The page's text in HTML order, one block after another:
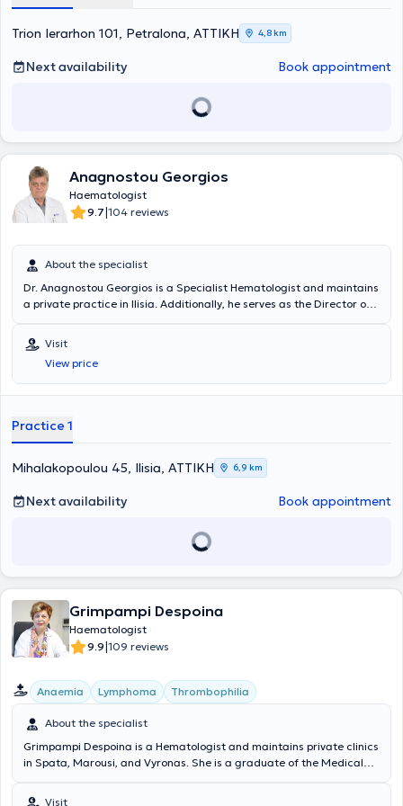
her ongoing commitment to staying informed about new scientific
developments, she participates in Greek and international
conferences and has published numerous articles in both Greek and
Trion Ierarhon 101, Petralona, ΑΤΤΙΚΗ 4,8 km
Next availability Book appointment
Anagnostou Georgios
Haematologist
9.7|104 reviews
About the specialist
Dr. Anagnostou Georgios is a Specialist Hematologist and maintains
a private practice in Ilisia. Additionally, he serves as the Director of
at 107 Mesogeion Avenue, where he also monitors his patients. He
provides a wide range of services, tailored to the individual needs of
each patient, addressing each case with consistency and
professionalism.
Visit
View price
Practice 1
Mihalakopoulou 45, Ilisia, ΑΤΤΙΚΗ 6,9 km
Next availability Book appointment
Grimpampi Despoina
Haematologist
9.9|109 reviews
Anaemia Lymphoma Thrombophilia
About the specialist
Grimpampi Despoina is a Hematologist and maintains private clinics
in Spata, Marousi, and Vyronas. She is a graduate of the Medical
completed her specialization in Hematology at the First
Visit